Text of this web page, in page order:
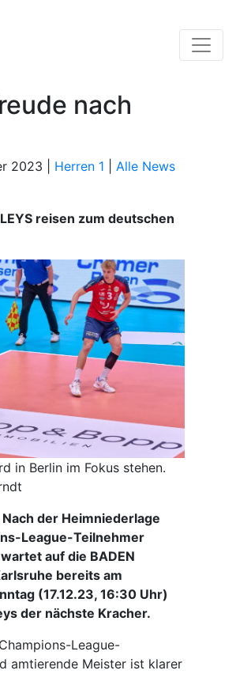
nach
2023 | Herren 1
Alle News
reisen zum deutschen
in Berlin im Fokus stehen.
der Heimniederlage
League-Teilnehmer
auf die BADEN
bereits am
(17.12.23, 16:30 Uhr)
der nächste Kracher.
League-
amtierende Meister ist klarer